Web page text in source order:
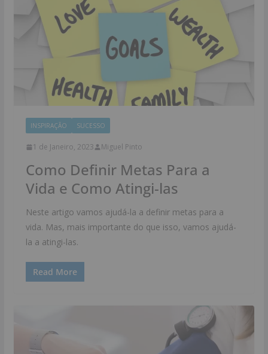
INSPIRAÇÃO SUCESSO
1 de Janeiro, 2023 Miguel Pinto
Como Definir Metas Para a
Vida e Como Atingi-las
Neste artigo vamos ajudá-la a definir metas para a
vida. Mas, mais importante do que isso, vamos ajudá-
la a atingi-las.
Read More